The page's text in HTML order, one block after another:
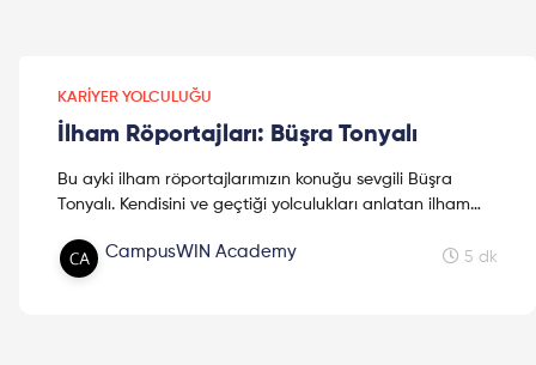
KARIYER YOLCULUĞU
İlham Röportajları: Büşra Tonyalı
Bu ayki ilham röportajlarımızın konuğu sevgili Büşra
Tonyalı. Kendisini ve geçtiği yolculukları anlatan ilham
CampusWIN Academy 5 dk